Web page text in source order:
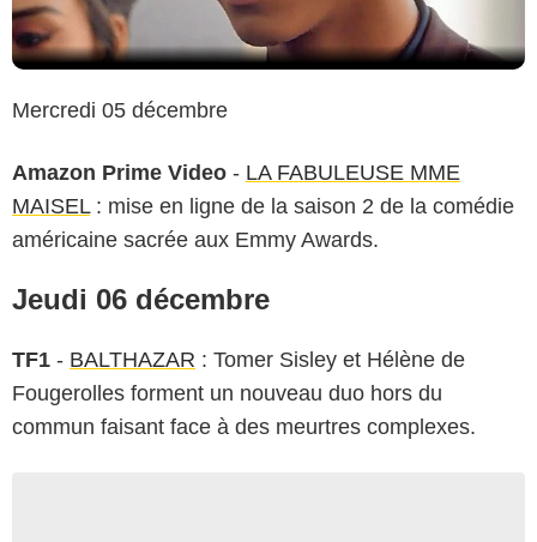
Mercredi 05 décembre
Amazon Prime Video - LA FABULEUSE MME
MAISEL: mise en ligne de la saison 2 de la comédie
américaine sacrée aux Emmy Awards.
Jeudi 06 décembre
TF1 - BALTHAZAR : Tomer Sisley et Hélène de
Fougerolles forment un nouveau duo hors du
commun faisant face à des meurtres complexes.